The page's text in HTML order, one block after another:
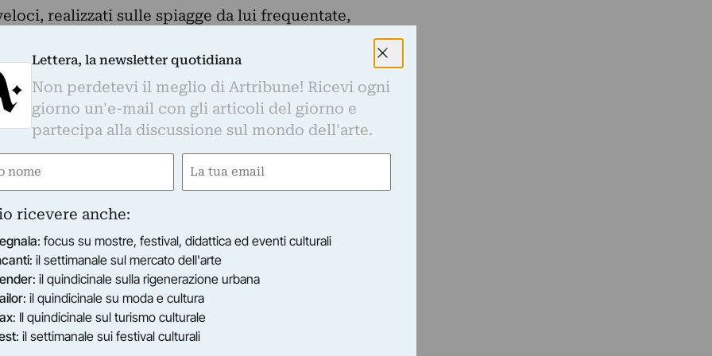
realizzati sulle spiagge da lui frequentate,
prima su carta e poi su tela le impressioni
in catalogo così descrive questa mostra: “I
parte della serie “Presenze” nascono, si
appunti veloci che solo un album per schizzi
Le sue dimensioni ridotte
di operare indisturbato e con facilità nelle
è solito frequentare da sempre, come
o Pisenze, così come in quelle di Camogli
con una matita appuntita, abbozza un primo
riportare poi su carta o su tela. I soggetti
sono scelti per la teatralità delle loro
figure scomposte ma a loro agio, seminude e
ignare di essere riprese... Affascinato dalla
scompostezza di queste donne, le ritrae
Lettera, la newsletter quotidiana
Non perdetevi il meglio di Artribune! Ricevi ogni
giorno un'e-mail con gli articoli del giorno e
partecipa alla discussione sul mondo dell'arte.
Email
ricevere anche:
: focus su mostre, festival, didattica ed eventi culturali
: il settimanale sul mercato dell'arte
: il quindicinale sulla rigenerazione urbana
: il quindicinale su moda e cultura
: Il quindicinale sul turismo culturale
: il settimanale sui festival culturali